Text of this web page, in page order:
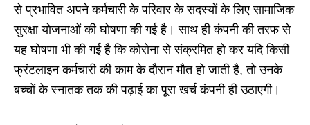
से प्रभावित अपने कर्मचारी के परिवार के सदस्यों के लिए सामाजिक
सुरक्षा योजनाओं की घोषणा की गई है। साथ ही कंपनी की तरफ से
यह घोषणा भी की गई है कि कोरोना से संक्रमित हो कर यदि किसी
फ्रंटलाइन कर्मचारी की काम के दौरान मौत हो जाती है, तो उनके
बच्चों के स्नातक तक की पढ़ाई का पूरा खर्च कंपनी ही उठाएगी।